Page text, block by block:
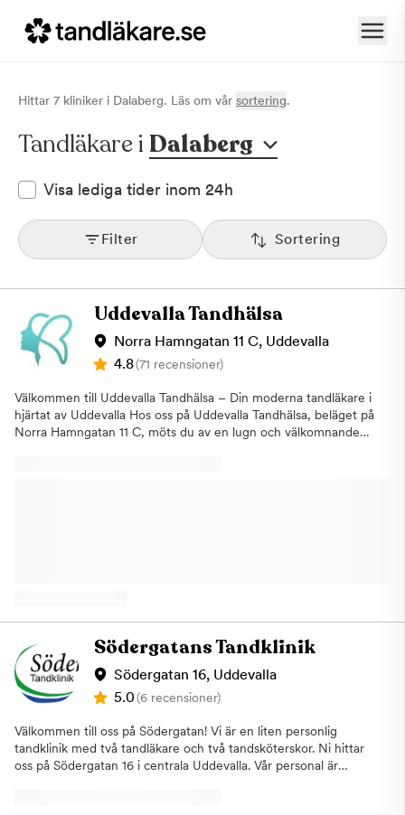
Hittar 7 kliniker i Dalaberg. Läs om vår sortering.
Tandläkare i Dalaberg
Visa lediga tider inom 24h
Filter Sortering
Uddevalla Tandhälsa
Norra Hamngatan 11 C, Uddevalla
4.8(71 recensioner)
Välkommen till Uddevalla Tandhälsa – Din moderna tandläkare i
hjärtat av Uddevalla Hos oss på Uddevalla Tandhälsa, beläget på
Norra Hamngatan 11 C, möts du av en lugn och välkomnande
tandställning (aligners)Kronor & broar Vi sätter dig som patient i
första rummet. Vårt mål är att göra tandläkarbesöket så
behagligt som möjligt – från första kontakten till avslutad
behandling. Du ska känna dig trygg, sedd och väl
omhändertagen. Vårt team – din trygghetVi består av ett
engagerat och tvärprofessionellt team med tandläkare,
tandhygienister och patientkoordinatorer. Tillsammans arbetar
vi för att ge dig högkvalitativ tandvård och en positiv upplevelse
– varje gång. Välkommen att boka tid hos Uddevalla Tandhälsa
– för en enklare, tryggare och mer omtänksam tandvård.
Södergatans Tandklinik
Södergatan 16, Uddevalla
5.0(6 recensioner)
Välkommen till oss på Södergatan! Vi är en liten personlig
tandklinik med två tandläkare och två tandsköterskor. Ni hittar
oss på Södergatan 16 i centrala Uddevalla. Vår personal är